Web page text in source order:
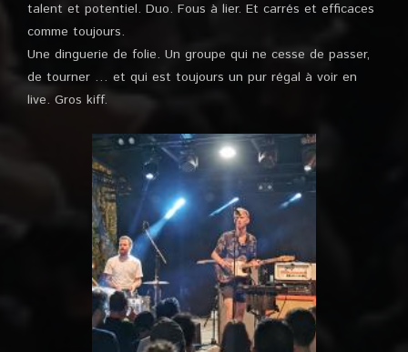
talent et potentiel. Duo. Fous à lier. Et carrés et efficaces
comme toujours.
Une dinguerie de folie. Un groupe qui ne cesse de passer,
de tourner … et qui est toujours un pur régal à voir en
live. Gros kiff.